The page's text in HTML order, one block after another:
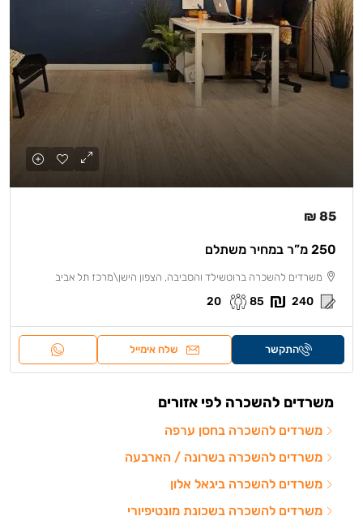
85 ₪
250 מ”ר במחיר משתלם
משרדים להשכרה ברוטשילד והסביבה, הצפון הישן\מרכז תל אביב
240
85
20
התקשר שלח אימייל
משרדים להשכרה לפי אזורים
משרדים להשכרה בחסן ערפה
משרדים להשכרה בשרונה / הארבעה
משרדים להשכרה ביגאל אלון
משרדים להשכרה בשכונת מונטיפיורי